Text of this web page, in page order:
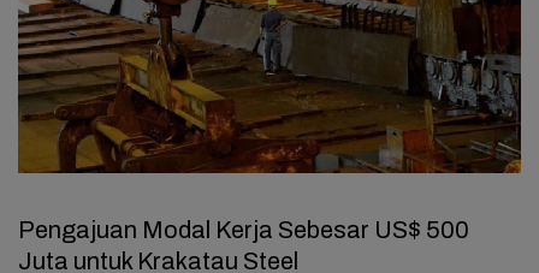
Pengajuan Modal Kerja Sebesar US$ 500
Juta untuk Krakatau Steel